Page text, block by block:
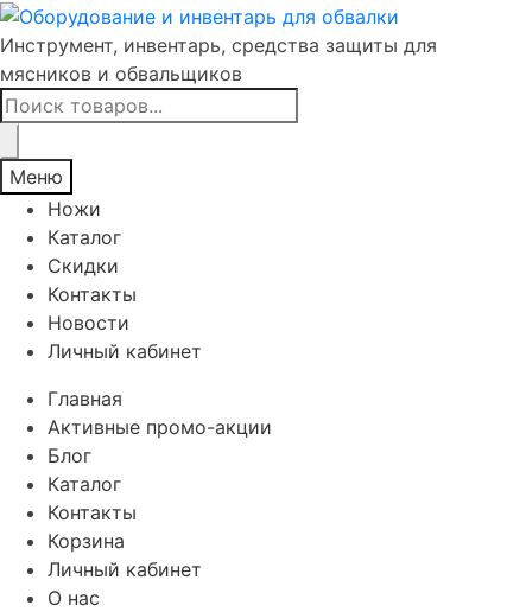
Инструмент, инвентарь, средства защиты для
мясников и обвальщиков
Поиск
товаров
Меню
Ножи
Каталог
Скидки
Контакты
Новости
Личный кабинет
Главная
Активные промо-акции
Блог
Каталог
Контакты
Корзина
Личный кабинет
О нас